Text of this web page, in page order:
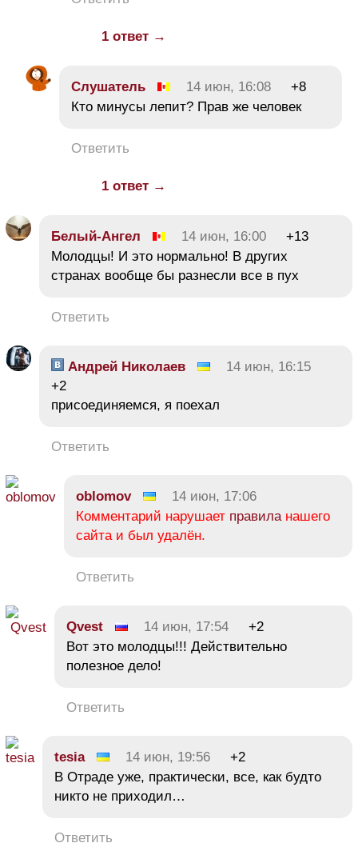
1 ответ →
Слушатель 14 июн, 16:08
+8
Кто минусы лепит? Прав же человек
Ответить
1 ответ →
Белый-Ангел 14 июн, 16:00
+13
Молодцы! И это нормально! В других
странах вообще бы разнесли все в пух
Ответить
Андрей Николаев
14 июн, 16:15
+2
присоединяемся, я поехал
Ответить
oblomov
14 июн, 17:06
Комментарий нарушает правиланашего
сайта и был удалён.
Ответить
Qvest 14 июн, 17:54
+2
Вот это молодцы!!! Действительно
полезное дело!
Ответить
tesia 14 июн, 19:56
+2
В Отраде уже, практически, все, как будто
никто не приходил…
Ответить